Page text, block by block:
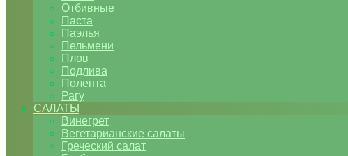
Отбивные
Паста
Паэлья
Пельмени
Плов
Подлива
Полента
Рагу
САЛАТЫ
Винегрет
Вегетарианские салаты
Греческий салат